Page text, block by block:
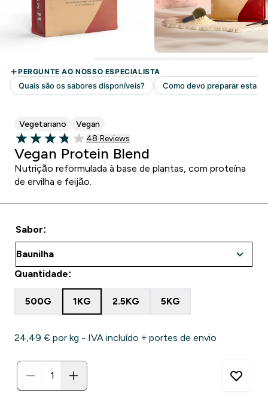
Vegetariano Vegan
3.83 out of 5 stars
48 customer reviews
48 Reviews
Vegan Protein Blend
Nutrição reformulada à base de plantas, com proteína
de ervilha e feijão.
Sabor:
Quantidade:
500G 1KG 2.5KG 5KG
24,49 €‎ por kg - IVA incluído + portes de envio